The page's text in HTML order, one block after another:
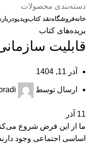
دسته‌بندی محصولات
خانهفروشگاهنقد کتابویدیو
بریده‌های کتاب
قابلیت
آذر 11, 1404
ارسال توسط
11 آذر
ما از این فرض شروع
اساسی اجتماعی وجود